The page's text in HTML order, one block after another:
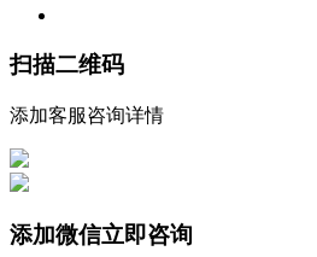
扫描二维码
添加客服咨询详情
添加微信立即咨询